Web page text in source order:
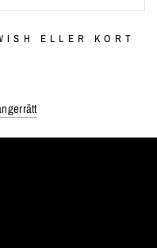
ELLER KORT